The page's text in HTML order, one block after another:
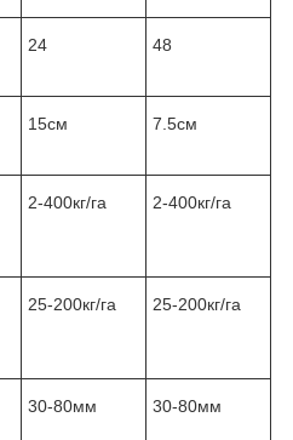
24 48
15см 7.5см
2-400кг/га 2-400кг/га
25-200кг/га 25-200кг/га
30-80мм 30-80мм